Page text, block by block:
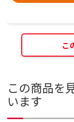
こ
この商品を
います